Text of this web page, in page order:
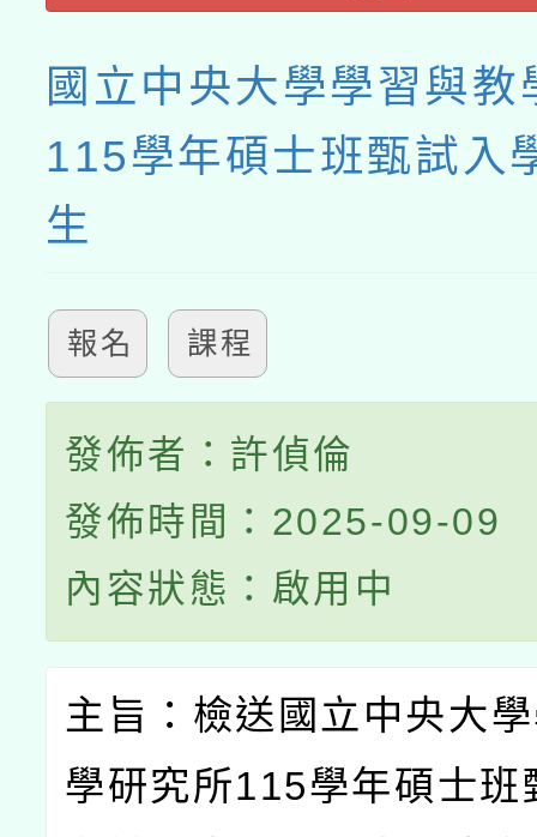
國立中央大學學習與教
115學年碩士班甄試入
生
報名 課程
發佈者：許偵倫
發佈時間：2025-09-09
內容狀態：啟用中
主旨：檢送國立中央大
學研究所115學年碩士班